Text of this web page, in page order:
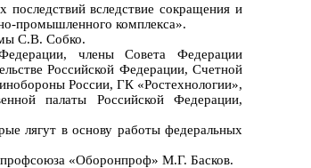
последствий вследствие сокращения и
промышленного комплекса».
С.В. Собко.
члены Совета Федерации
Российской Федерации, Счетной
России, ГК «Ростехнологии»,
палаты Российской Федерации,
лягут в основу работы федеральных
профсоюза «Оборонпроф» М.Г. Басков.